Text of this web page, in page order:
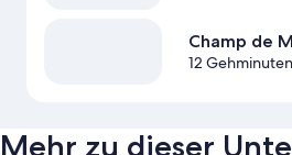
Champ de
12 Gehminuten
Mehr zu dieser